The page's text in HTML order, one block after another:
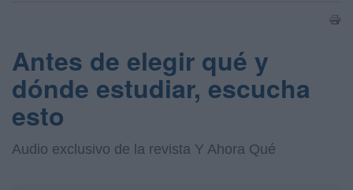
Antes de elegir qué y
dónde estudiar, escucha
esto
Audio exclusivo de la revista Y Ahora Qué